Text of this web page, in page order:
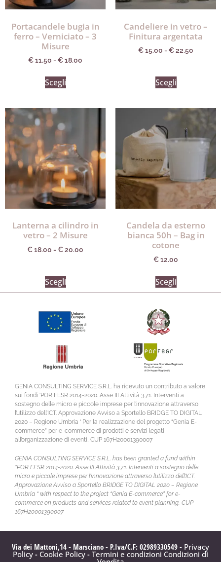
Portacandele bugia in
ferro – Verniciato – 3
Misure
€11.50 - €18.00
Scegli
Candeliere in vetro –
Finitura argentata
€15.00 - €22.50
Scegli
Lanterna a cilindro in
vetro – 2 Misure
€18.00 - €20.00
Scegli
Candela da esterno
bianca 50h – Bag in
cotone
€12.00
Scegli
GENIA CONSULTING SERVICE S.R.L. ha ricevuto un contributo a valore
sui fondi ‘POR FESR 2014-2020. Asse III Attività 3.7.1. Interventi a
sostegno delle micro e piccole imprese per l’innovazione attraverso
l’utilizzo dell’ICT. Approvazione Avviso a Sportello BRIDGE TO DIGITAL
2020 – Regione Umbria ‘ Per la realizzazione del progetto “Genia E-
commerce” per e-commerce di prodotti e servizi legati
all’organizzazione di eventi, CUP 167H20001390007
GENIA CONSULTING SERVICE S.R.L. has been granted a fund within
“POR FESR 2014-2020. Asse III Attività 3.7.1. Interventi a sostegno delle
micro e piccole imprese per l’innovazione attraverso l’utilizzo dell’ICT.
Approvazione Avviso a Sportello BRIDGE TO DIGITAL 2020 – Regione
Umbria “ with respect to the project “Genia E-commerce” for e-
commerce on products and services related to event planning, CUP
167H20001390007
Via dei Mattoni,14 - Marsciano - P.Iva/C.F: 02989330549 - Privacy
Policy - Cookie Policy - Termini e condizioni Condizioni di